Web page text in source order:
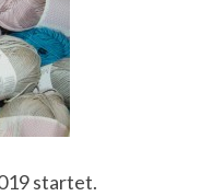
startet.